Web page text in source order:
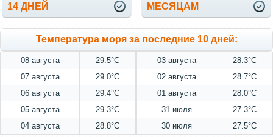
14 ДНЕЙ
МЕСЯЦАМ
Температура моря за последние 10 дней:
08 августа 29.5°C 03 августа
28.3°C
07 августа
29.0°C 02 августа
28.7°C
06 августа
29.4°C 01 августа
28.0°C
05 августа
29.3°C 31 июля
27.3°C
04 августа
28.8°C 30 июля 27.5°C